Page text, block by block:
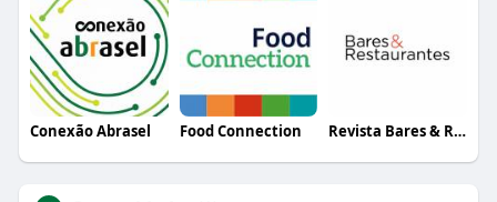
Conexão Abrasel Food Connection Revista Bares & Restaurantes